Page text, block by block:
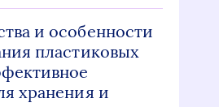
и особенности
пластиковых
хранения и